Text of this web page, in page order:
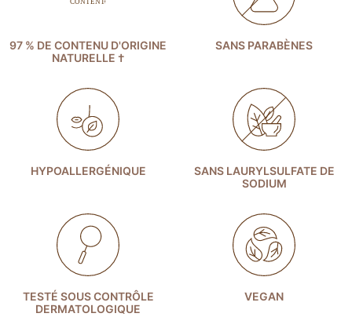
97 % DE CONTENU D'ORIGINE
NATURELLE †
SANS PARABÈNES
HYPOALLERGÉNIQUE
SANS LAURYLSULFATE DE
SODIUM
TESTÉ SOUS CONTRÔLE
DERMATOLOGIQUE
VEGAN